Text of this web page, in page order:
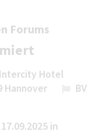
Forums
Intercity Hotel
Hannover
BV
in